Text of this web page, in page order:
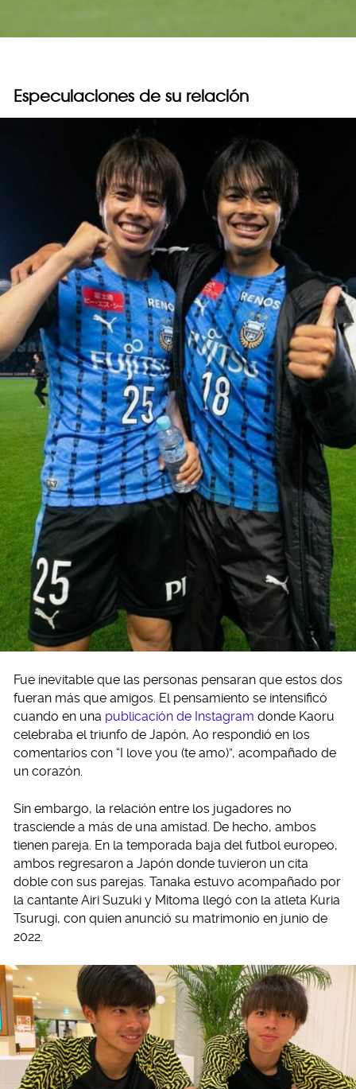
Especulaciones de su relación
Fue inevitable que las personas pensaran que estos dos
fueran más que amigos. El pensamiento se intensificó
cuando en una publicación de Instagram donde Kaoru
celebraba el triunfo de Japón, Ao respondió en los
comentarios con “I love you (te amo)”, acompañado de
un corazón.
Sin embargo, la relación entre los jugadores no
trasciende a más de una amistad. De hecho, ambos
tienen pareja. En la temporada baja del futbol europeo,
ambos regresaron a Japón donde tuvieron un cita
doble con sus parejas. Tanaka estuvo acompañado por
la cantante Airi Suzuki y Mitoma llegó con la atleta Kuria
Tsurugi, con quien anunció su matrimonio en junio de
2022.